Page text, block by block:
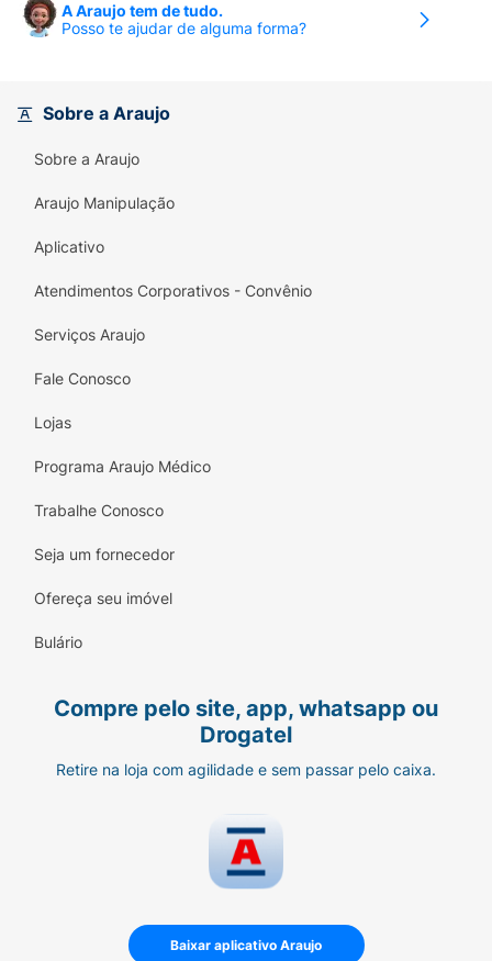
A Araujo tem de tudo.
Posso te ajudar de alguma forma?
Sobre a Araujo
Sobre a Araujo
Araujo Manipulação
Aplicativo
Atendimentos Corporativos - Convênio
Serviços Araujo
Fale Conosco
Lojas
Programa Araujo Médico
Trabalhe Conosco
Seja um fornecedor
Ofereça seu imóvel
Bulário
Compre pelo site, app, whatsapp ou
Drogatel
Retire na loja com agilidade e sem passar pelo caixa.
Baixar aplicativo Araujo